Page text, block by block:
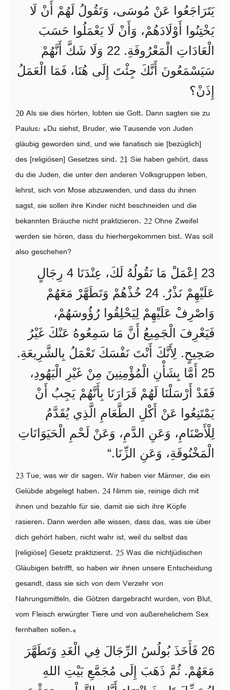
يَتَرَاجَعُوا عَنْ مُوسَى، وَتَقُولُ لَهُمْ أَنْ لَا
يَخْتِنُوا أَوْلَادَهُمْ، وَأَنْ لَا يَعْمَلُوا حَسَبَ
الْعَادَاتِ الْمَعْرُوفَةِ. 22 وَلَا شَكَّ أَنَّهُمْ
سَيَسْمَعُونَ أَنَّكَ جِئْتَ إِلَى هُنَا، فَمَا الْعَمَلُ
إِذَنْ؟
20 Als sie dies hörten, lobten sie Gott. Dann sagten sie zu
Paulus: »Du siehst, Bruder, wie Tausende von Juden
gläubig geworden sind, und wie fanatisch sie [bezüglich]
des [religiösen] Gesetzes sind. 21 Sie haben gehört, dass
du die Juden, die unter den anderen Volksgruppen leben,
lehrst, sich von Mose abzuwenden, und dass du ihnen
sagst, sie sollen ihre Kinder nicht beschneiden und die
bekannten Bräuche nicht praktizieren. 22 Ohne Zweifel
werden sie hören, dass du hierhergekommen bist. Was soll
also geschehen?
23 اِعْمَلْ مَا نَقُولُهُ لَكَ، عِنْدَنَا 4 رِجَالٍ
عَلَيْهِمْ نَذْرٌ. 24 خُذْهُمْ وَتَطَهَّرْ مَعَهُمْ
وَاصْرِفْ عَلَيْهِمْ لِيَحْلِقُوا رُؤُوسَهُمْ،
فَيَعْرِفَ الْجَمِيعُ أَنَّ مَا سَمِعُوهُ عَنْكَ غَيْرُ
صَحِيحٍ. لِأَنَّكَ أَنْتَ نَفْسَكَ تَعْمَلُ بِالشَّرِيعَةِ.
25 أَمَّا بِشَأْنِ الْمُؤْمِنِينَ مِنْ غَيْرِ الْيَهُودِ،
فَقَدْ أَرْسَلْنَا لَهُمْ قَرَارَنَا بِأَنَّهُمْ يَجِبُ أَنْ
يَمْتَنِعُوا عَنْ أَكْلِ الطَّعَامِ الَّذِي يُقَدَّمُ
لِلْأَصْنَامِ، وَعَنِ الدَّمِ، وَعَنْ لَحْمِ الْحَيَوَانَاتِ
الْمَخْنُوقَةِ، وَعَنِ الزِّنَا.“
23 Tue, was wir dir sagen. Wir haben vier Männer, die ein
Gelübde abgelegt haben. 24 Nimm sie, reinige dich mit
ihnen und bezahle für sie, damit sie sich ihre Köpfe
rasieren. Dann werden alle wissen, dass das, was sie über
dich gehört haben, nicht wahr ist, weil du selbst das
[religiöse] Gesetz praktizierst. 25 Was die nichtjüdischen
Gläubigen betrifft, so haben wir ihnen unsere Entscheidung
gesandt, dass sie sich von dem Verzehr von
Nahrungsmitteln, die Götzen dargebracht wurden, von Blut,
vom Fleisch erwürgter Tiere und von außerehelichem Sex
fernhalten sollen.«
26 فَأَخَذَ بُولُسُ الرِّجَالَ فِي الْغَدِ وَتَطَهَّرَ
مَعَهُمْ. ثُمَّ ذَهَبَ إِلَى مُجَمَّعِ بَيْتِ اللهِ